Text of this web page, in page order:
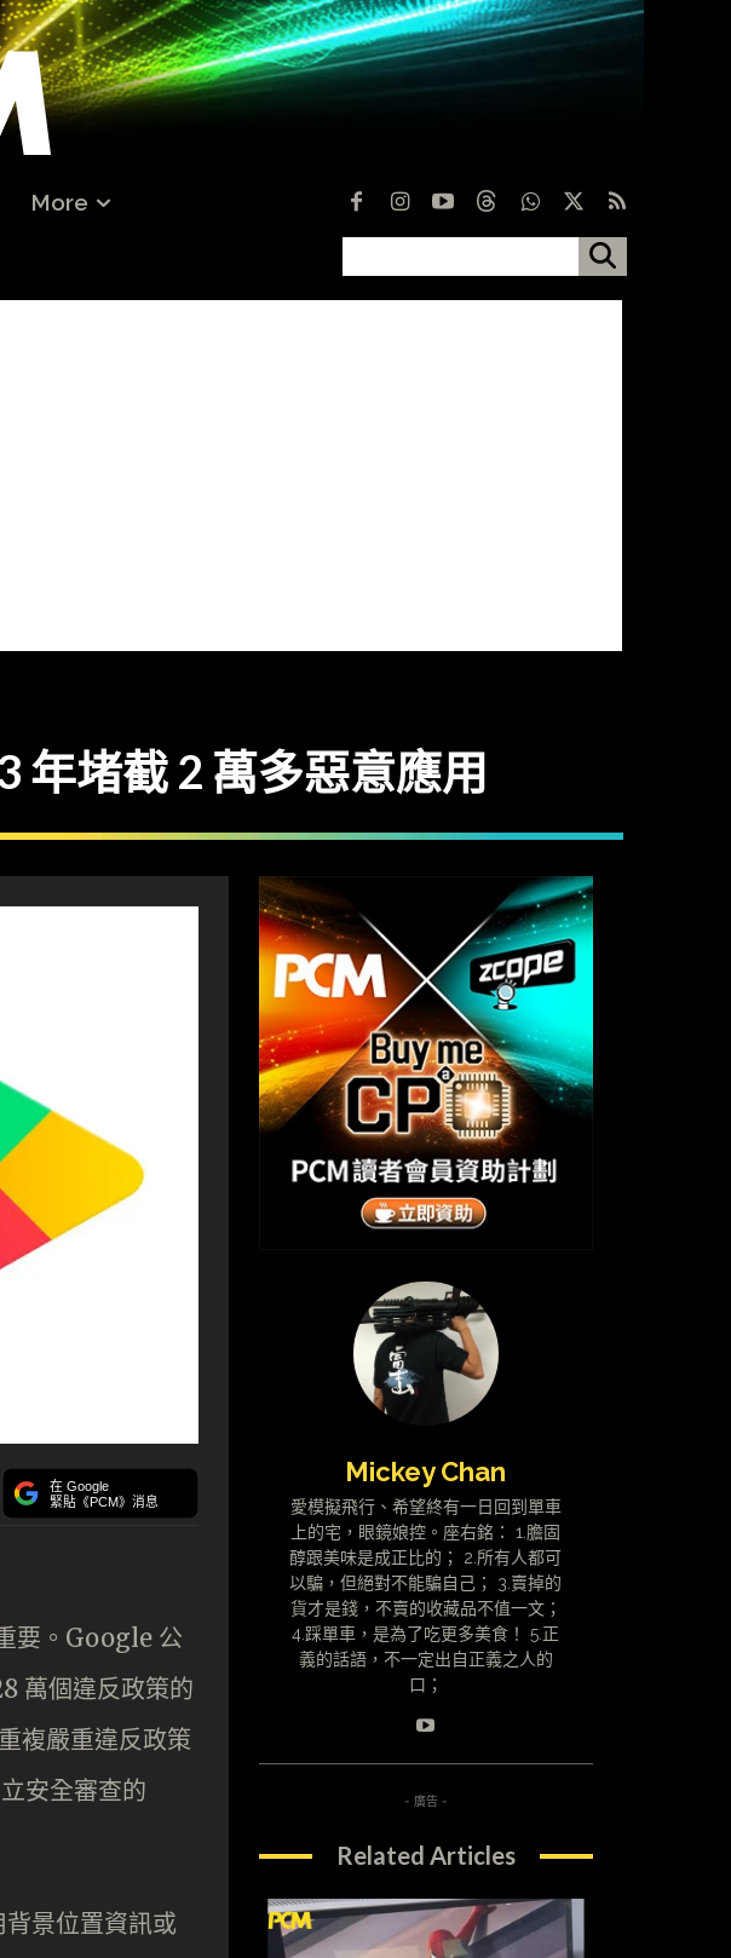
More
堵截 2 萬多惡意應用
在 Google
緊貼《PCM》消息
要。Google 公
萬個違反政策的
複嚴重違反政策
安全審查的
景位置資訊或
Mickey Chan
愛模擬飛行、希望終有一日回到單車
上的宅，眼鏡娘控。座右銘： 1.膽固
醇跟美味是成正比的； 2.所有人都可
以騙，但絕對不能騙自己； 3.賣掉的
貨才是錢，不賣的收藏品不值一文；
4.踩單車，是為了吃更多美食！ 5.正
義的話語，不一定出自正義之人的
口；
- 廣告 -
Related Articles